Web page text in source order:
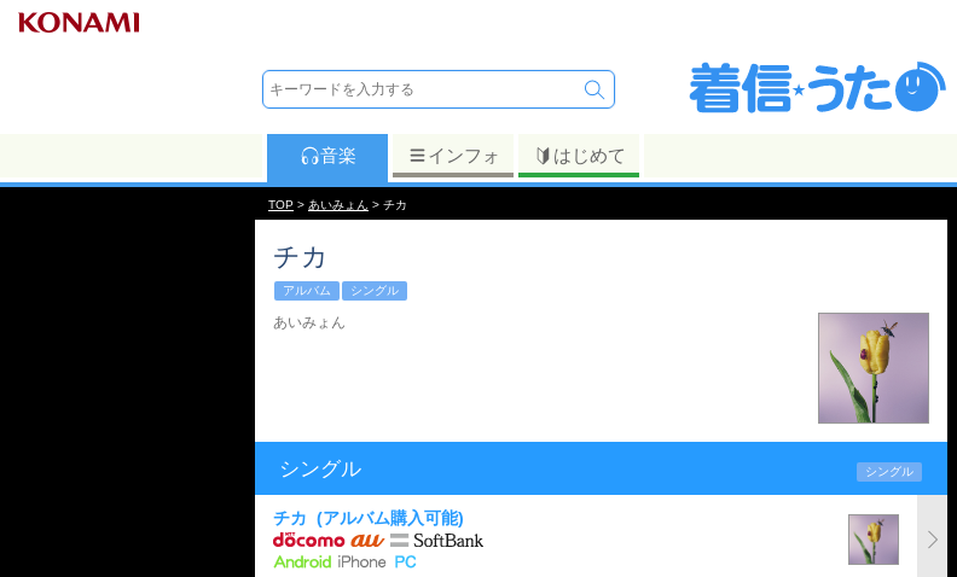
音楽 インフォ はじめて
TOP > あいみょん > チカ
チカ
アルバム シングル
あいみょん
シングル シングル
チカ (アルバム購入可能)